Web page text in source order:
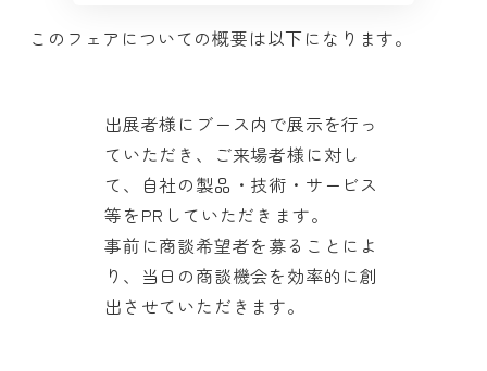
このフェアについての概要は以下になります。
出展者様にブース内で展示を行っ
ていただき、ご来場者様に対し
て、自社の製品・技術・サービス
等をPRしていただきます。
事前に商談希望者を募ることによ
り、当日の商談機会を効率的に創
出させていただきます。